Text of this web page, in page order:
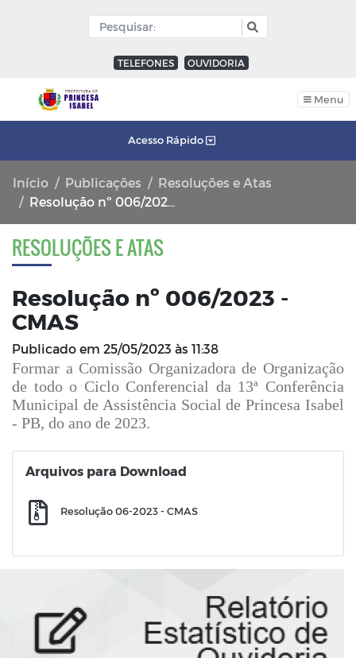
TELEFONES OUVIDORIA
Menu
Acesso Rápido
Início Publicações
Resoluções e Atas
Resolução nº 006/2023 - CMAS
RESOLUÇÕES E ATAS
Resolução nº 006/2023 -
CMAS
Publicado em 25/05/2023 às 11:38
Formar a Comissão Organizadora de Organização
de todo o Ciclo Conferencial da 13ª Conferência
Municipal de Assistência Social de Princesa Isabel
- PB, do ano de 2023.
Arquivos para Download
Resolução 06-2023 - CMAS